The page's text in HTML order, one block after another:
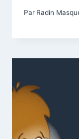
Par Radin